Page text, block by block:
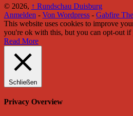
© 2026, ↑ Rundschau Duisburg
Anmelden - Von Wordpress - Gabfire
This website uses cookies to improve
you're ok with this, but you can opt-out if
Read More
Schließen
Privacy Overview